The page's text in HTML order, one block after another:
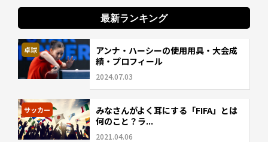
最新ランキング
卓球
アンナ・ハーシーの使用用具・大会成
績・プロフィール
2024.07.03
サッカー
みなさんがよく耳にする「FIFA」とは
何のこと？ラ...
2021.04.06